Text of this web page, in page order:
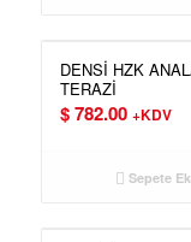
DENSİ HZK
TERAZİ
$782.00 +KDV
Sepete